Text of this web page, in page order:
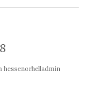
hessenorhelladmin